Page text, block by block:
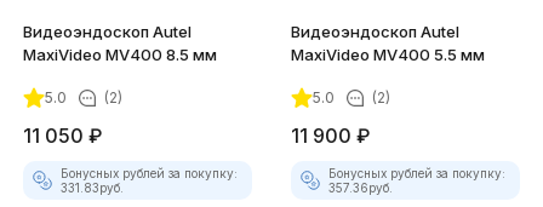
Видеоэндоскоп Autel
MaxiVideo MV400 8.5 мм
5.0 (2)
11 050 ₽
Бонусных рублей за покупку:
331.83руб.
Видеоэндоскоп Autel
MaxiVideo MV400 5.5 мм
5.0 (2)
11 900 ₽
Бонусных рублей за покупку:
357.36руб.